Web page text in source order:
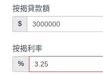
按揭貸款額
$
按揭利率
%